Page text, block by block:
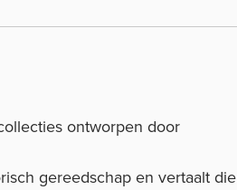
ontworpen door
gereedschap en vertaalt die